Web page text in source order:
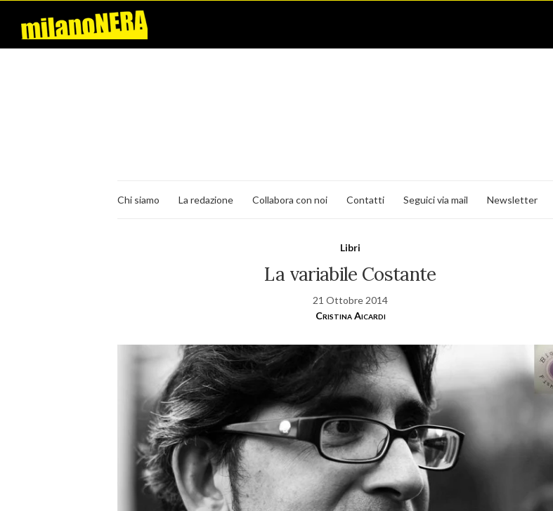
Chi siamo La redazione Collabora con noi Contatti Seguici via mail Newsletter
Libri
La variabile Costante
21 Ottobre 2014
Cristina Aicardi